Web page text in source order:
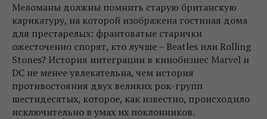
Меломаны должны помнить старую британскую
карикатуру, на которой изображена гостиная дома
для престарелых: франтоватые старички
ожесточенно спорят, кто лучше – Beatles или Rolling
Stones? История интеграции в кинобизнес Marvel и
DC не менее увлекательна, чем история
противостояния двух великих рок-групп
шестидесятых, которое, как известно, происходило
исключительно в умах их поклонников.